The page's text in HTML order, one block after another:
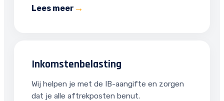
Lees meer
Inkomstenbelasting
Wij helpen je met de IB-aangifte en zorgen
dat je alle aftrekposten benut.